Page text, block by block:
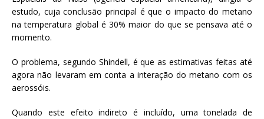
estudo, cuja conclusão principal é que o impacto do metano
na temperatura global é 30% maior do que se pensava até o
momento.
O problema, segundo Shindell, é que as estimativas feitas até
agora não levaram em conta a interação do metano com os
aerossóis.
Quando este efeito indireto é incluído, uma tonelada de